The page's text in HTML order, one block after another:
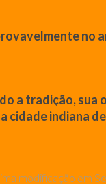
no
a tradição, sua
cidade indiana
modificação em